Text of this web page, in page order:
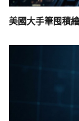
美國大手筆囤積